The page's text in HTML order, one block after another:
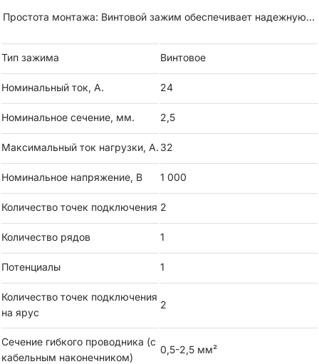
Простота монтажа: Винтовой зажим обеспечивает надежную
дополнительных инструментов.
алюминиевых проводов, что делает её идеальной для
различных электромонтажных работ.
Высокая проводимость: Изготовлена из качественных
минимальные потери тока.
Безопасность: Прочная конструкция и изоляция
предотвращают короткие замыкания и перегрев.
Применение:
Клемма CUT 2.5 широко используется в бытовых и
промышленных электрических сетях, а также в с
Тип зажима Винтовое
Номинальный ток, А. 24
Номинальное сечение, мм. 2,5
Максимальный ток нагрузки, А. 32
Номинальное напряжение, В 1 000
Количество точек подключения 2
Количество рядов 1
Потенциалы 1
Количество точек подключения
на ярус
2
Сечение гибкого проводника (с
кабельным наконечником)
0,5-2,5 мм²